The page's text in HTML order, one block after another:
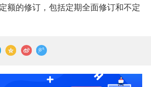
的修订，包括定期全面修订和不定